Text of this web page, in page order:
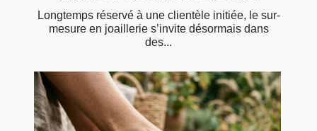
Longtemps réservé à une clientèle initiée, le sur-
mesure en joaillerie s’invite désormais dans
des...